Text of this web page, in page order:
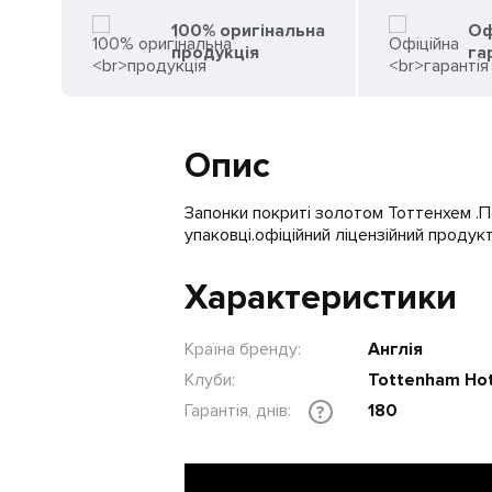
100% оригінальна
продукція
Опис
Запонки покриті золотом Тоттенхем
упаковці.офіційний ліцензійний
Характеристики
Країна бренду:
Англія
Клуби:
Tottenham
Гарантія, днів:
? 180